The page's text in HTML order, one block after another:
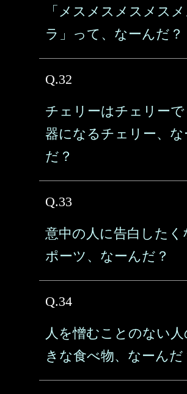
「メスメスメスメスメ
ラ」って、なーんだ？
Q.32
チェリーはチェリー
器になるチェリー、な
だ？
Q.33
意中の人に告白したく
ポーツ、なーんだ？
Q.34
人を憎むことのない
きな食べ物、なーんだ